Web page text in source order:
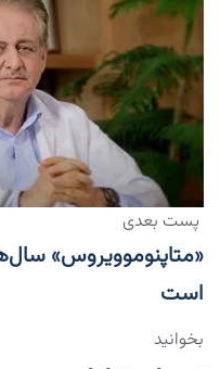
پست بعدی
«متاپنوموویروس»
است
بخوانید